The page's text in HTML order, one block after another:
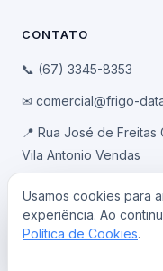
CONTATO
📞 (67) 3345-8353
✉ comercial@frigo-
📍 Rua José de Freitas
Vila Antonio Vendas
Campo Grande/MS ·
© 2026 Frigo-Data
Usamos cookies para
experiência. Ao
Política de Cookies.